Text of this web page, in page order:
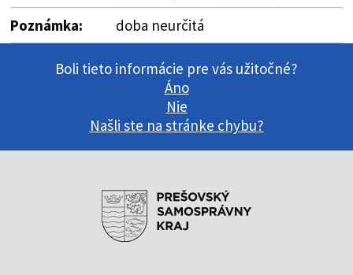
Poznámka:
doba neurčitá
Boli tieto informácie pre vás užitočné?
Áno
Nie
Našli ste na stránke chybu?